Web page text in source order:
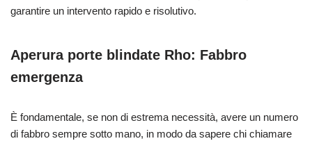
garantire un intervento rapido e risolutivo.
Aperura porte blindate Rho: Fabbro
emergenza
È fondamentale, se non di estrema necessità, avere un numero
di fabbro sempre sotto mano, in modo da sapere chi chiamare